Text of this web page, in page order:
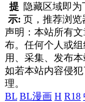
提
示:
隐藏区域即
页，推荐浏览
声明：本站所有
布。任何个人或
用、采集、发布
如若本站内容侵
理。
BL BL漫画 H R18